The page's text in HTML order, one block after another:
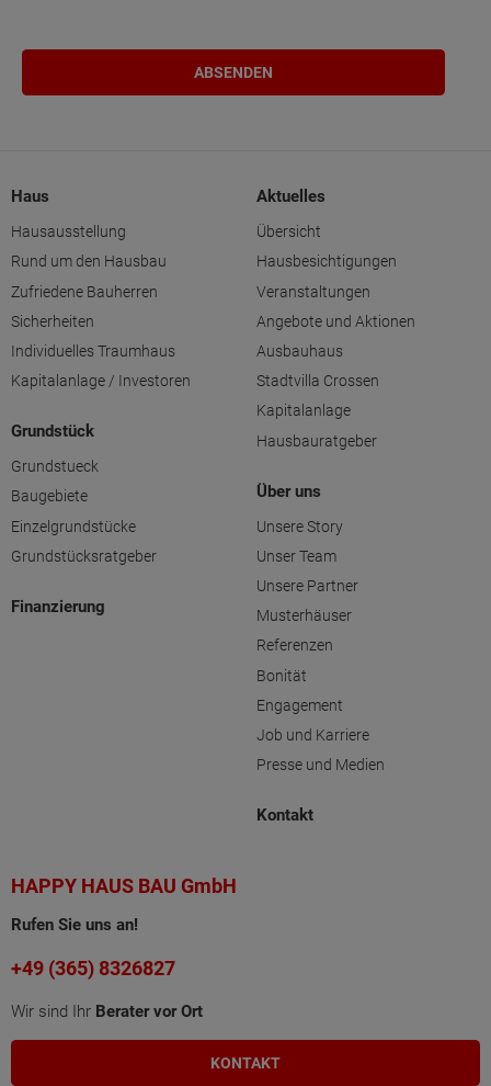
Haus
Hausausstellung
Rund um den Hausbau
Zufriedene Bauherren
Sicherheiten
Individuelles Traumhaus
Kapitalanlage / Investoren
Grundstück
Grundstueck
Baugebiete
Einzelgrundstücke
Grundstücksratgeber
Finanzierung
Aktuelles
Übersicht
Hausbesichtigungen
Veranstaltungen
Angebote und Aktionen
Ausbauhaus
Stadtvilla Crossen
Kapitalanlage
Hausbauratgeber
Über uns
Unsere Story
Unser Team
Unsere Partner
Musterhäuser
Referenzen
Bonität
Engagement
Job und Karriere
Presse und Medien
Kontakt
HAPPY HAUS BAU GmbH
Rufen Sie uns an!
+49 (365) 8326827
Wir sind Ihr Berater vor Ort
KONTAKT